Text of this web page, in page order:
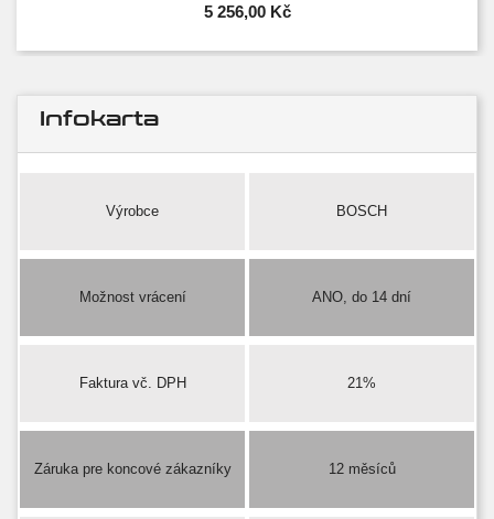
5 256,00 Kč
Infokarta
Výrobce BOSCH
Možnost vrácení ANO, do 14 dní
Faktura vč. DPH 21%
Záruka pre koncové zákazníky 12 měsíců